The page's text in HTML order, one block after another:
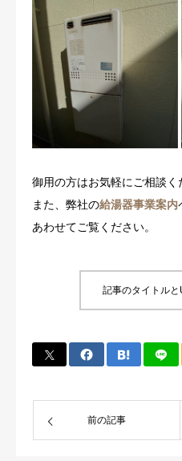
御用の方はお気軽にご相談く
また、弊社の給湯器事業案内
あわせてご覧ください。
記事のタイトル
前の記事